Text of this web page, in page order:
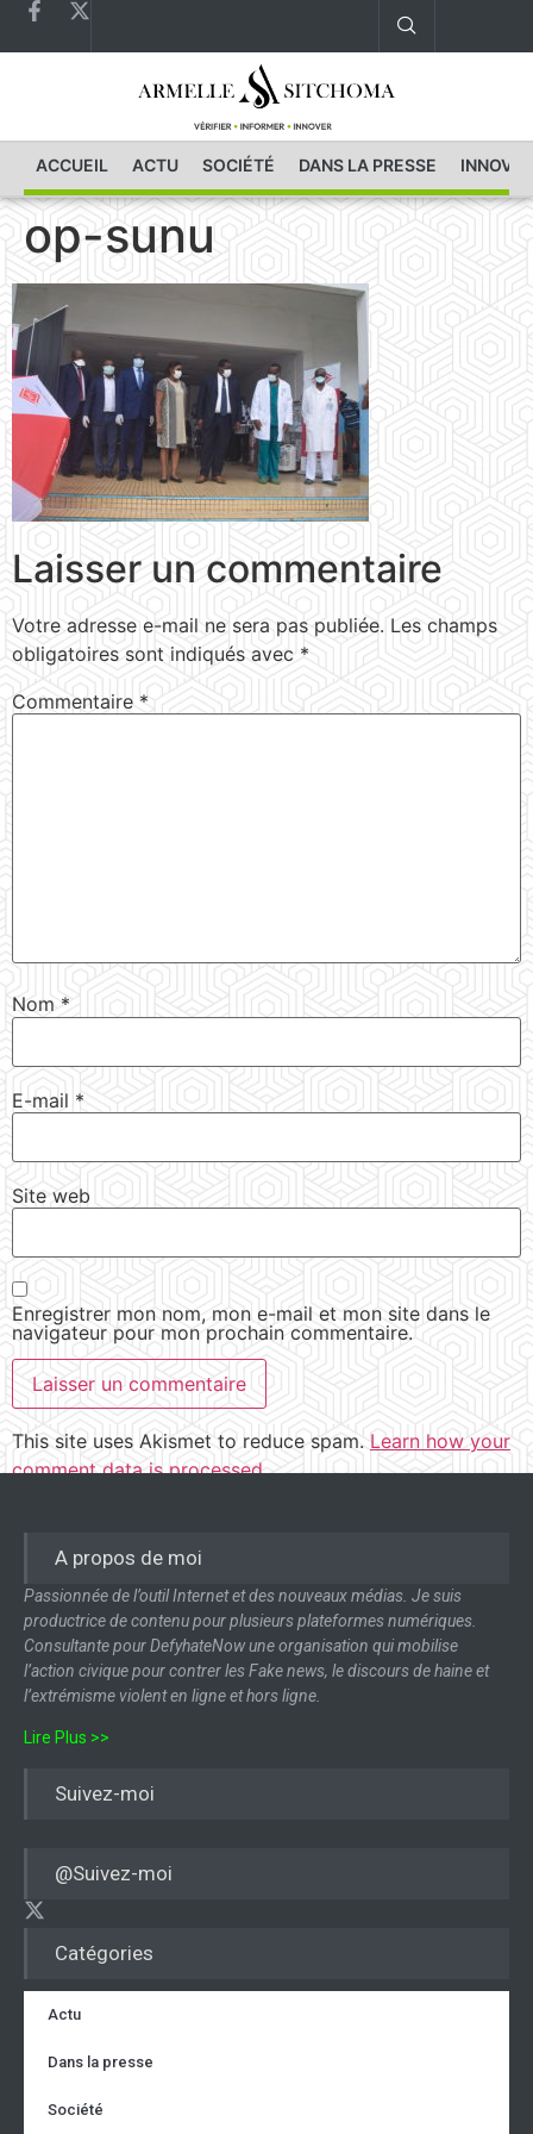
ACCUEIL ACTU SOCIÉTÉ DANS LA PRESSE
op-sunu
Laisser un commentaire
Votre adresse e-mail ne sera pas publiée. Les champs
obligatoires sont indiqués avec *
Commentaire *
Nom*
E-mail *
Site web
Enregistrer mon nom, mon e-mail et mon site dans le
navigateur pour mon prochain commentaire.
This site uses Akismet to reduce spam. Learn how your
comment data is processed.
Catégories
Actu
Dans la presse
Société
A propos de moi
Passionnée de l’outil Internet et des nouveaux médias. Je suis
productrice de contenu pour plusieurs plateformes numériques.
Consultante pour DefyhateNow une organisation qui mobilise
l’action civique pour contrer les Fake news, le discours de haine et
l’extrémisme violent en ligne et hors ligne.
Lire Plus >>
Suivez-moi
@Suivez-moi